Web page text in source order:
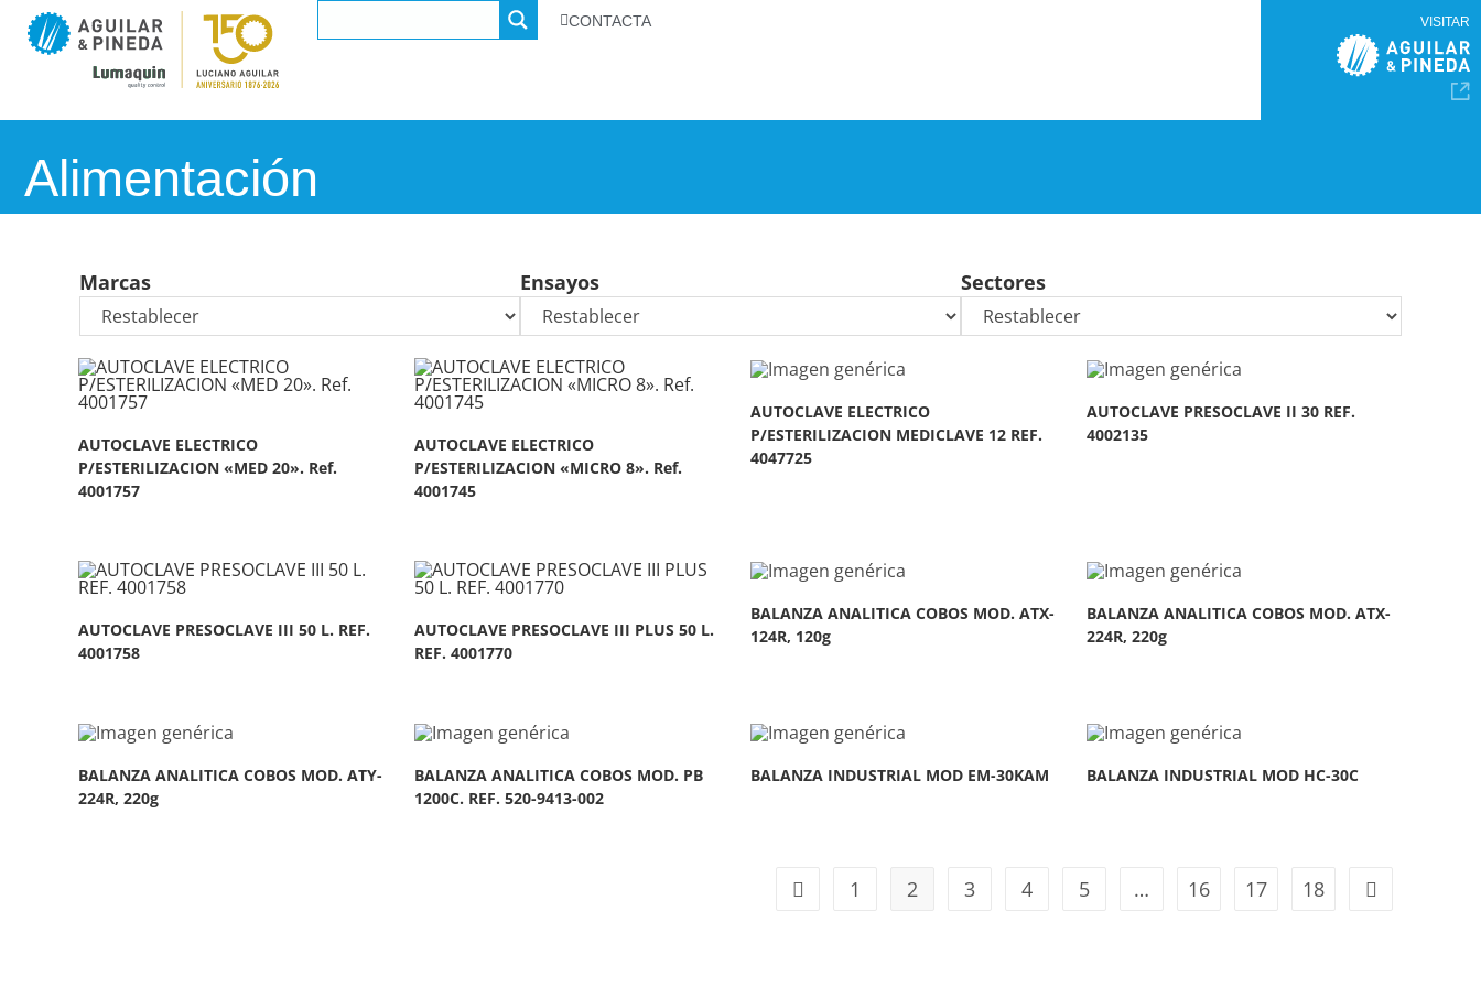
CONTACTA VISITAR
Alimentación
Marcas Ensayos Sectores
AUTOCLAVE ELECTRICO
P/ESTERILIZACION «MED 20». Ref.
4001757
AUTOCLAVE ELECTRICO
P/ESTERILIZACION «MICRO 8». Ref.
4001745
AUTOCLAVE ELECTRICO
P/ESTERILIZACION MEDICLAVE 12 REF.
4047725
AUTOCLAVE PRESOCLAVE II 30 REF.
4002135
AUTOCLAVE PRESOCLAVE III 50 L. REF.
4001758
AUTOCLAVE PRESOCLAVE III PLUS 50 L.
REF. 4001770
BALANZA ANALITICA COBOS MOD. ATX-
124R, 120g
BALANZA ANALITICA COBOS MOD. ATX-
224R, 220g
BALANZA ANALITICA COBOS MOD. ATY-
224R, 220g
BALANZA ANALITICA COBOS MOD. PB
1200C. REF. 520-9413-002
BALANZA INDUSTRIAL MOD EM-30KAM BALANZA INDUSTRIAL MOD HC-30C
1 2 3 4 5 … 16 17 18